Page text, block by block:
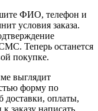
ФИО, телефон и
условия заказа.
Теперь останется
покупке.
выглядит
форму по
доставки, оплаты,
заказу написать